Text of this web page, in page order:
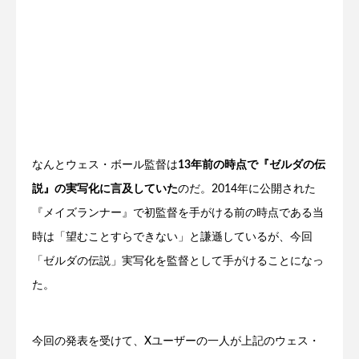
なんとウェス・ボール監督は13年前の時点で『ゼルダの伝
説』の実写化に言及していたのだ。2014年に公開された
『メイズランナー』で初監督を手がける前の時点である当
時は「望むことすらできない」と謙遜しているが、今回
「ゼルダの伝説」実写化を監督として手がけることになっ
た。
今回の発表を受けて、Xユーザーの一人が上記のウェス・